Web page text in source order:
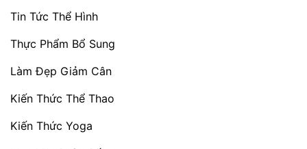
Tin Tức Thể Hình
Thực Phẩm Bổ Sung
Làm Đẹp Giảm Cân
Kiến Thức Thể Thao
Kiến Thức Yoga